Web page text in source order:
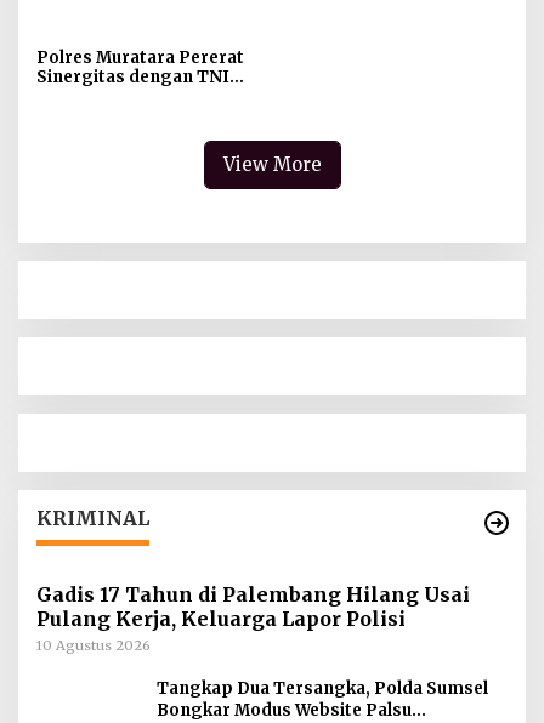
Polres Muratara Pererat
Sinergitas dengan TNI
View More
KRIMINAL
Gadis 17 Tahun di Palembang Hilang Usai
Pulang Kerja, Keluarga Lapor Polisi
10 Agustus 2026
Tangkap Dua Tersangka, Polda Sumsel
Bongkar Modus Website Palsu